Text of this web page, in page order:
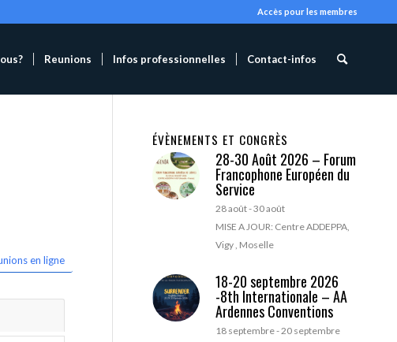
Accès pour les membres
Reunions Infos professionnelles Contact-infos
en ligne
ÉVÈNEMENTS ET CONGRÈS
28-30 Août 2026 – Forum
Francophone Européen du
Service
28 août-30 août
MISE A JOUR: Centre ADDEPPA,
Vigy , Moselle
18-20 septembre 2026
-8th Internationale – AA
Ardennes Conventions
18 septembre-20 septembre